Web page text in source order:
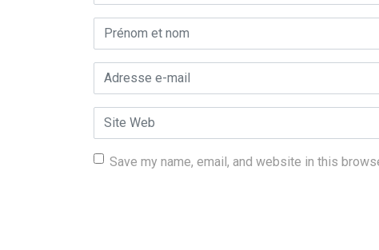
Prénom et nom*
Adresse e-mail*
Site Web
Save my name, email, and website in this